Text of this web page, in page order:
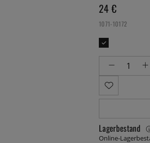
24 €
1071-10172
Lagerbestand
Online-